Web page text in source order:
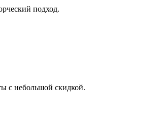
подход.
с небольшой скидкой.